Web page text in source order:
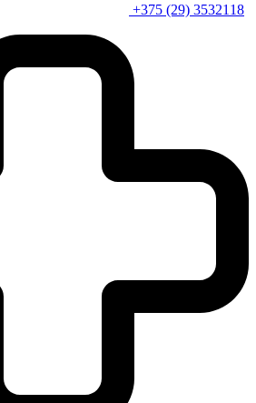
+375 (29) 3532118